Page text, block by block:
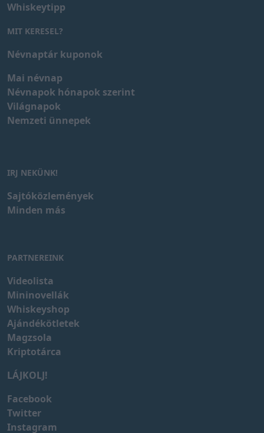
Whiskeytipp
MIT KERESEL?
Névnaptár kuponok
Mai névnap
Névnapok hónapok szerint
Világnapok
Nemzeti ünnepek
IRJ NEKÜNK!
Sajtóközlemények
Minden más
PARTNEREINK
Videolista
Mininovellák
Whiskeyshop
Ajándékötletek
Magzsola
Kriptotárca
LÁJKOLJ!
Facebook
Twitter
Instagram